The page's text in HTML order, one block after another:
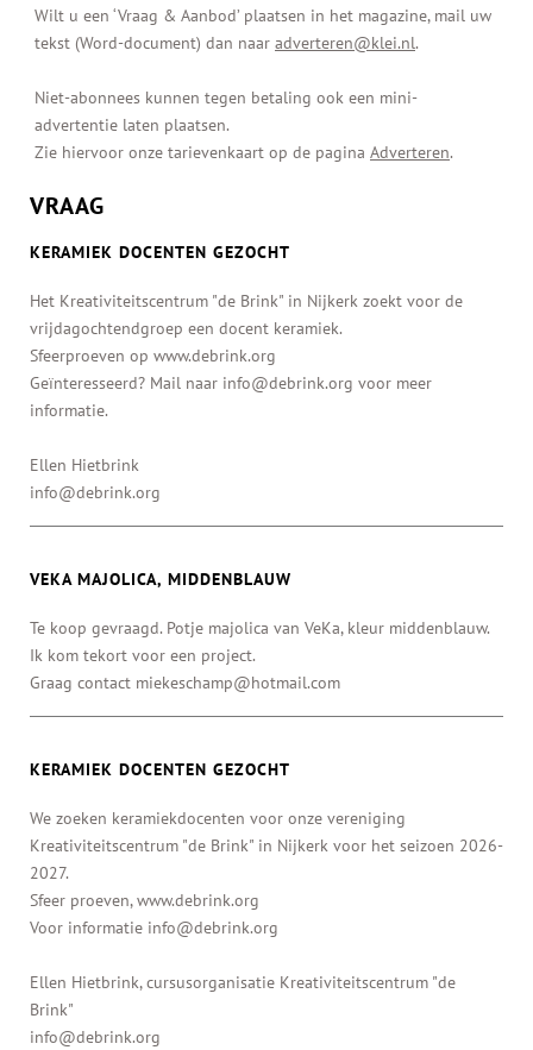
Wilt u een ‘Vraag & Aanbod’ plaatsen in het magazine, mail uw
tekst (Word-document) dan naar adverteren@klei.nl.
Niet-abonnees kunnen tegen betaling ook een mini-
advertentie laten plaatsen.
Zie hiervoor onze tarievenkaart op de pagina Adverteren.
VRAAG
KERAMIEK DOCENTEN GEZOCHT
Het Kreativiteitscentrum "de Brink" in Nijkerk zoekt voor de
vrijdagochtendgroep een docent keramiek.
Sfeerproeven op www.debrink.org
Geïnteresseerd? Mail naar info@debrink.org voor meer
informatie.
Ellen Hietbrink
info@debrink.org
VEKA MAJOLICA, MIDDENBLAUW
Te koop gevraagd. Potje majolica van VeKa, kleur middenblauw.
Ik kom tekort voor een project.
Graag contact miekeschamp@hotmail.com
KERAMIEK DOCENTEN GEZOCHT
We zoeken keramiekdocenten voor onze vereniging
Kreativiteitscentrum "de Brink" in Nijkerk voor het seizoen 2026-
2027.
Sfeer proeven, www.debrink.org
Voor informatie info@debrink.org
Ellen Hietbrink, cursusorganisatie Kreativiteitscentrum "de
Brink"
info@debrink.org